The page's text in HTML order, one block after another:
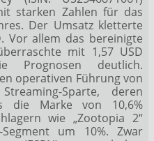
starken Zahlen für das
Der Umsatz kletterte
Vor allem das bereinigte
mit 1,57 USD
deutlich.
operativen Führung von
Sparte, deren
die Marke von 10,6%
wie „Zootopia 2“
um 10%. Zwar